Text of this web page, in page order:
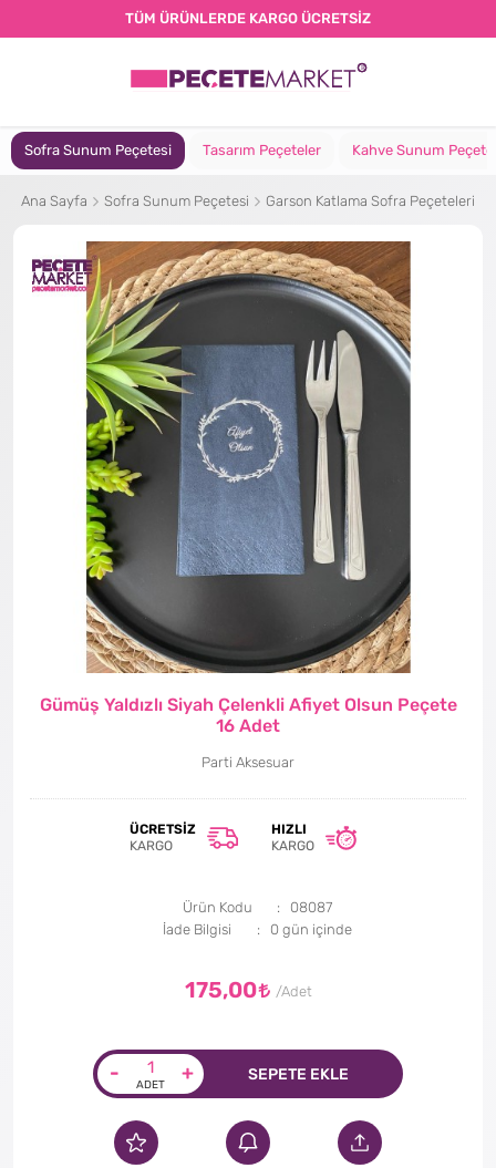
TÜM ÜRÜNLERDE KARGO ÜCRETSİZ
Sofra Sunum Peçetesi Tasarım Peçeteler Kahve Sunum
Ana Sayfa Sofra Sunum Peçetesi Garson Katlama Sofra Peçeteleri
Gümüş Yaldızlı Siyah Çelenkli Afiyet Olsun Peçete
16 Adet
Parti Aksesuar
ÜCRETSIZ
KARGO
HIZLI
KARGO
Ürün Kodu
08087
İade Bilgisi
175,00
- + SEPETE EKLE